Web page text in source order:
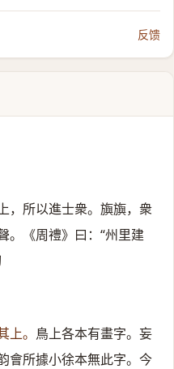
反馈
，所以進士衆。旟旟，衆
。《周禮》曰：“州里建
上。 鳥上各本有畫字。妄
會所據小徐本無此字。今